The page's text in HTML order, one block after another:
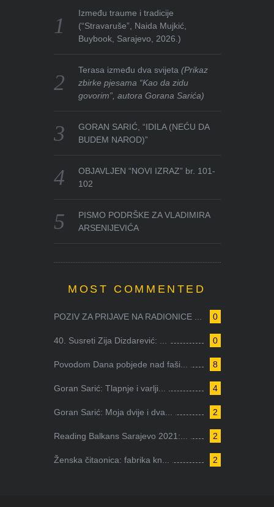
Između traume i tradicije
(“Stravaruše”, Naida Mujkić,
Buybook, Sarajevo, 2026.)
Terasa između dva svijeta(Prikaz
zbirke pjesama “Kao da zidu
govorim”, autora Gorana Sarića)
GORAN SARIĆ, “IDILA (NEĆU DA
BUDEM NAROD)”
OBJAVLJEN “NOVI IZRAZ” br. 101-
102
PISMO PODRŠKE ZA VLADIMIRA
ARSENIJEVIĆA
MOST COMMENTED
0
POZIV ZA PRIJAVE NA RADIONICE ...
0
40. Susreti Zija Dizdarević: ...
8
Povodom Dana pobjede nad faši...
4
Goran Sarić: Tlapnje i varlji...
2
Goran Sarić: Moja dvije i dva...
2
Reading Balkans Sarajevo 2021:...
2
Ženska čitaonica: fabrika kn...